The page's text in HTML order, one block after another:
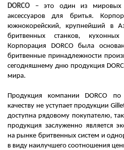
DORCO – это один из мировых
аксессуаров для бритья.
южнокорейский, крупнейший в
бритвенных станков,
Корпорация DORCO была
бритвенные принадлежности
сегодняшнему дню продукция
мира.
Продукция компании DORCO
качеству не уступает продукции
доступна рядовому покупателю,
продукция заслуженно является
на рынке бритвенных систем и
в виду наилучшего соотношения